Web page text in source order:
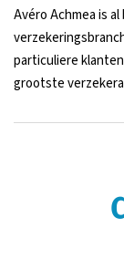
Avéro Achmea is
particuliere
grootste